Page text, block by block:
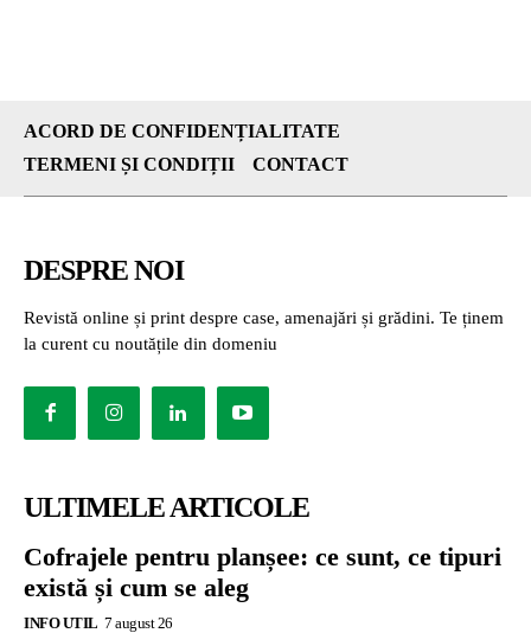
ACORD DE CONFIDENȚIALITATE
TERMENI ȘI CONDIȚII
CONTACT
DESPRE NOI
Revistă online și print despre case, amenajări și grădini. Te ținem
la curent cu noutățile din domeniu
ULTIMELE ARTICOLE
Cofrajele pentru planșee: ce sunt, ce tipuri
există și cum se aleg
INFO UTIL 7 august 26